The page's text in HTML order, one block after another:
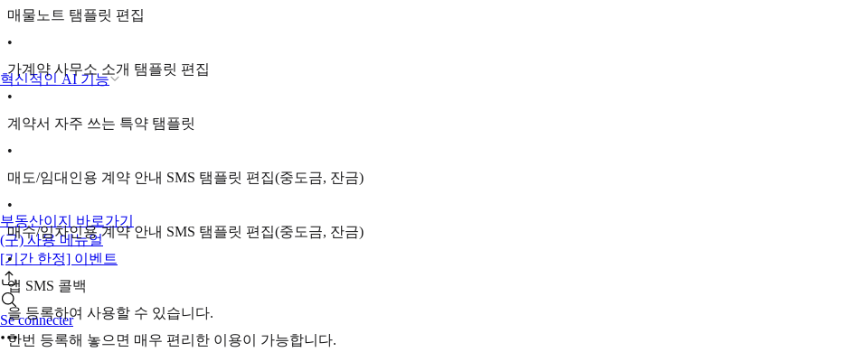
혁신적인 AI 기능
부동산이지 바로가기
(구) 사용 메뉴얼
[기간 한정] 이벤트
Se connecter
매물노트 탬플릿 편집
•
가계약 사무소 소개 탬플릿 편집
•
계약서 자주 쓰는 특약 탬플릿
•
매도/임대인용 계약 안내 SMS 탬플릿 편집(중도금, 잔금)
•
매수/임차인용 계약 안내 SMS 탬플릿 편집(중도금, 잔금)
•
앱 SMS 콜백
을 등록하여 사용할 수 있습니다.
한번 등록해 놓으면 매우 편리한 이용이 가능합니다.